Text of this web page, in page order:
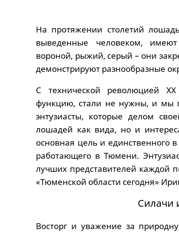
На протяжении столетий
выведенные человеком,
вороной, рыжий, серый – они
демонстрируют разнообразные
С технической революцией
функцию, стали не нужны, и мы
энтузиасты, которые делом
лошадей как вида, но и
основная цель и единственного
работающего в Тюмени.
лучших представителей каждой
«Тюменской области сегодня»
Силачи
Восторг и уважение за